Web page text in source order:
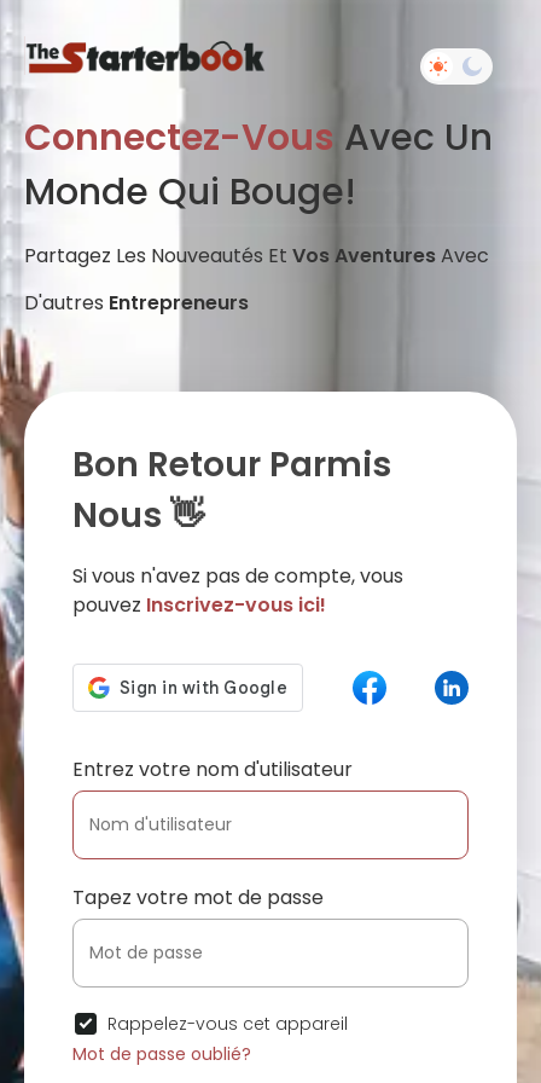
Connectez-Vous Avec Un
Monde Qui Bouge!
Partagez Les Nouveautés Et Vos AventuresAvec
D'autres Entrepreneurs
Bon Retour Parmis
Nous 👋
Si vous n'avez pas de compte, vous
pouvez Inscrivez-vous ici!
Entrez votre nom d'utilisateur
Tapez votre mot de passe
Rappelez-vous cet appareil
Mot de passe oublié?